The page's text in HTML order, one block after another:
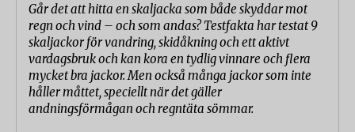
förmåga 40 procent och ryttarens rörelseförmåga i
västen 20 procent.
Går det att hitta en skaljacka som både skyddar mot
regn och vind – och som andas? Testfakta har testat 9
skaljackor för vandring, skidåkning och ett aktivt
vardagsbruk och kan kora en tydlig vinnare och flera
mycket bra jackor. Men också många jackor som inte
håller måttet, speciellt när det gäller
andningsförmågan och regntäta sömmar.